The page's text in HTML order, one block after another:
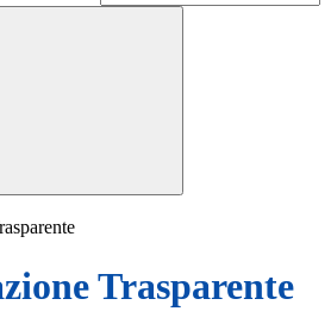
Trasparente